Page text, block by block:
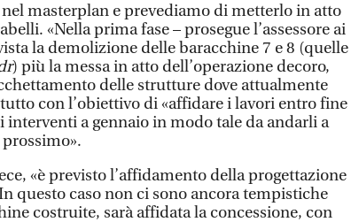
nel masterplan e prevediamo di metterlo in atto
«Nella prima fase – prosegue l’assessore ai
la demolizione delle baracchine 7 e 8 (quelle
) più la messa in atto dell’operazione decoro,
delle strutture dove attualmente
con l’obiettivo di «affidare i lavori entro fine
interventi a gennaio in modo tale da andarli a
«è previsto l’affidamento della progettazione
questo caso non ci sono ancora tempistiche
costruite, sarà affidata la concessione, con